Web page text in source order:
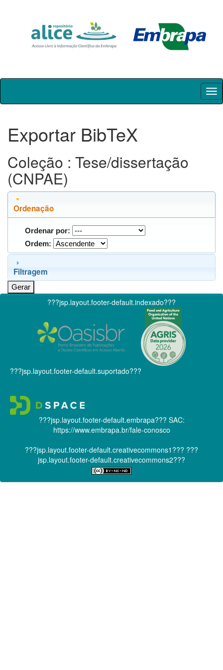
Skip
Exportar BibTeX
Coleção : Tese/dissertação
(CNPAE)
Ordenação
Ordenar por:
Ordem:
Filtragem
???jsp.layout.footer-default.indexado???
???jsp.layout.footer-default.suportado???
???jsp.layout.footer-default.embrapa??? SAC:
https://www.embrapa.br/fale-conosco
???jsp.layout.footer-default.creativecommons1??? ???
jsp.layout.footer-default.creativecommons2???